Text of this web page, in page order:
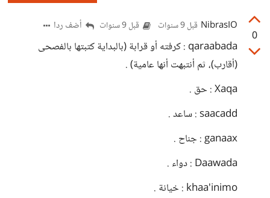
0
NibrasIO قبل 9 سنوات قبل 9 سنوات أضف ردا
qaraabada : كرفته أو قرابة (بالبداية كتبتها بالفصحى
(أقارب)، ثم أنتبهت أنها عامية) .
Xaqa : حق .
saacadd : ساعد .
ganaax : جناح .
Daawada : دواء .
khaa'inimo : خيانة .